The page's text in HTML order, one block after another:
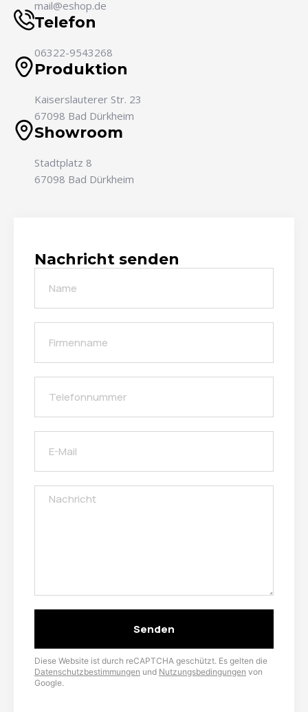
mail@eshop.de
Telefon
06322-9543268
Produktion
Kaiserslauterer Str. 23
67098 Bad Dürkheim
Showroom
Stadtplatz 8
67098 Bad Dürkheim
Nachricht senden
Senden
Diese Website ist durch reCAPTCHA geschützt. Es gelten die
Datenschutzbestimmungen und Nutzungsbedingungen von
Google.